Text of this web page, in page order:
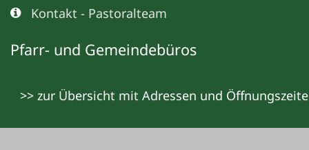
Kontakt - Pastoralteam
Pfarr- und Gemeindebüros
>> zur Übersicht mit Adressen und